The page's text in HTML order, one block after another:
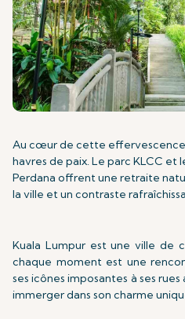
Au cœur de cette
havres de paix. Le parc KLCC et
Perdana offrent une retraite
la ville et un contraste
Kuala Lumpur est une ville de
chaque moment est une
ses icônes imposantes à ses
immerger dans son charme